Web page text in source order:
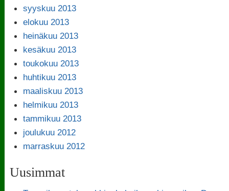
syyskuu 2013
elokuu 2013
heinäkuu 2013
kesäkuu 2013
toukokuu 2013
huhtikuu 2013
maaliskuu 2013
helmikuu 2013
tammikuu 2013
joulukuu 2012
marraskuu 2012
Uusimmat